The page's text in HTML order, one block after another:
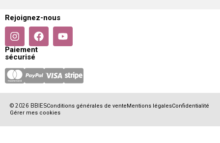
Rejoignez-nous
Paiement
sécurisé
© 2026 BBIESConditions générales de vente Mentions légalesConfidentialité
Gérer mes cookies